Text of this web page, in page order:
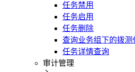
任务禁用
任务启用
任务删除
查询业务组下的拨测
任务详情查询
审计管理